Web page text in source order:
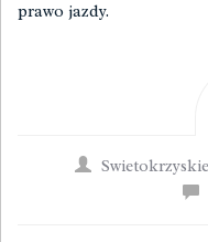
prawo jazdy.